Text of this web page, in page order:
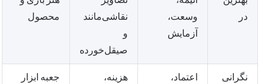
در
وسعت،
آزمایش
نقاشی‌مانند
و
صیقل‌خورده
محصول
نگرانی
اعتماد،
هزینه،
جعبه ابزار